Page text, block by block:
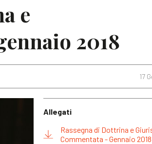
e
2018
17
Allegati
Rassegna di Dottrina e
Commentata - Gennaio 2018